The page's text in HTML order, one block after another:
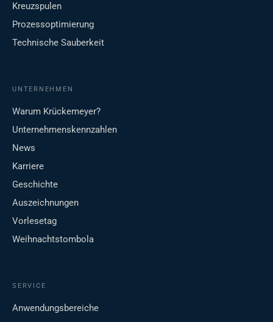
Kreuzspulen
Prozessoptimierung
Technische Sauberkeit
UNTERNEHMEN
Warum Krückemeyer?
Unternehmenskennzahlen
News
Karriere
Geschichte
Auszeichnungen
Vorlesetag
Weihnachtstombola
SERVICE
Anwendungsbereiche